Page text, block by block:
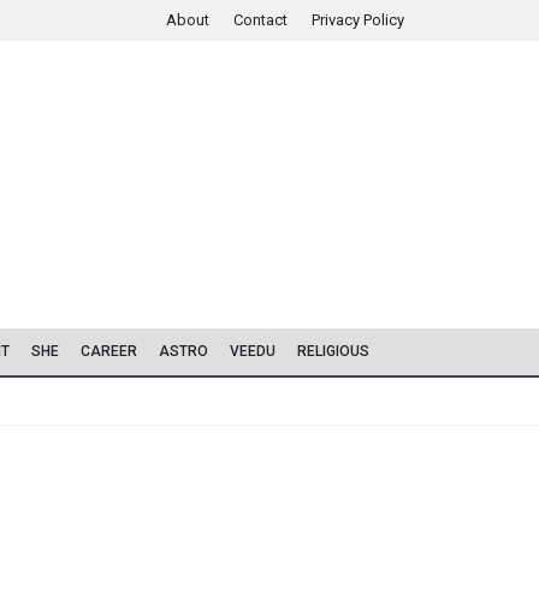
About Contact Privacy Policy
SHE CAREER ASTRO VEEDU RELIGIOUS